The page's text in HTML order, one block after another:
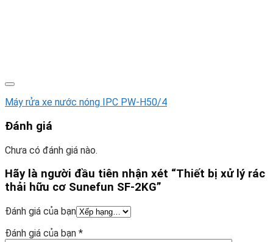
Máy rửa xe nước nóng IPC PW-H50/4
Đánh giá
Chưa có đánh giá nào.
Hãy là người đầu tiên nhận xét “Thiết bị xử lý rác
thải hữu cơ Sunefun SF-2KG”
Đánh giá của bạn
Đánh giá của bạn *